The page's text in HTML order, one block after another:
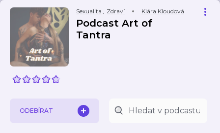
Sexualita , Zdraví Klára Kloudová
Podcast Art of
Tantra
ODEBÍRAT